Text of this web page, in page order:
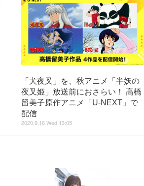
「犬夜叉」を、秋アニメ「半妖の
夜叉姫」放送前におさらい！ 高橋
留美子原作アニメ「U-NEXT」で
配信
2020.9.16 Wed 13:05